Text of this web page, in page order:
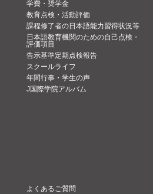
学費・奨学金
教育点検・活動評価
課程修了者の日本語能力習得状況等
日本語教育機関のための自己点検・
評価項目
告示基準定期点検報告
スクールライフ
年間行事・学生の声
J国際学院アルバム
よくあるご質問